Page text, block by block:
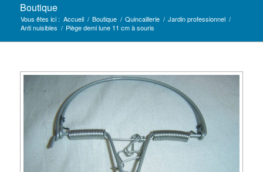
Boutique
Vous êtes ici : Accueil / Boutique / Quincaillerie / Jardin professionnel /
Anti nuisibles / Piège demi lune 11 cm à souris